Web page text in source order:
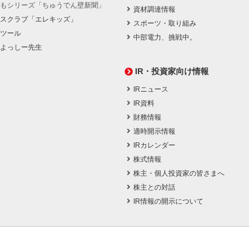
シリーズ「ちゅうでん壁新聞」
クラブ「エレキッズ」
ール
っしー先生
資材調達情報
スポーツ・取り組み
中部電力、挑戦中。
IR・投資家向け情報
IRニュース
IR資料
財務情報
適時開示情報
IRカレンダー
株式情報
株主・個人投資家の皆さまへ
株主との対話
IR情報の開示について